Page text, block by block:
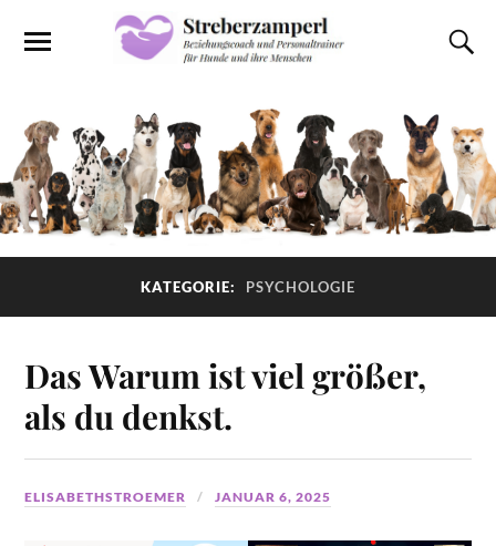
KATEGORIE: PSYCHOLOGIE
Das Warum ist viel größer,
als du denkst.
ELISABETHSTROEMER JANUAR 6, 2025